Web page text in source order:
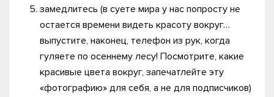
замедлитесь (в суете мира у нас попросту не
остается времени видеть красоту вокруг…
выпустите, наконец, телефон из рук, когда
гуляете по осеннему лесу! Посмотрите, какие
красивые цвета вокруг, запечатлейте эту
«фотографию» для себя, а не для подписчиков)